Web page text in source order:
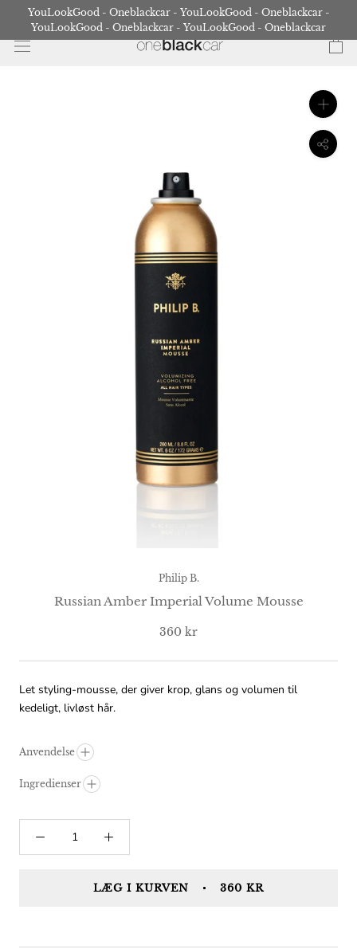
indhold
YouLookGood - Oneblackcar - YouLookGood - Oneblackcar -
YouLookGood - Oneblackcar - YouLookGood - Oneblackcar
Philip B.
Russian Amber Imperial Volume Mousse
360 kr
Let styling-mousse, der giver krop, glans og volumen til
kedeligt, livløst hår.
Anvendelse
Ingredienser
LÆG I KURVEN 360 KR